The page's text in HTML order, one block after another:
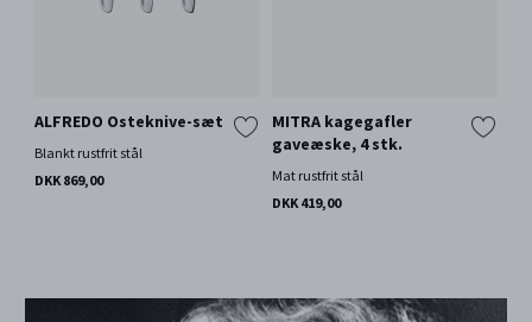
ALFREDO Osteknive-sæt
Blankt rustfrit stål
DKK 869,00
MITRA kagegafler
gaveæske, 4 stk.
Mat rustfrit stål
DKK 419,00